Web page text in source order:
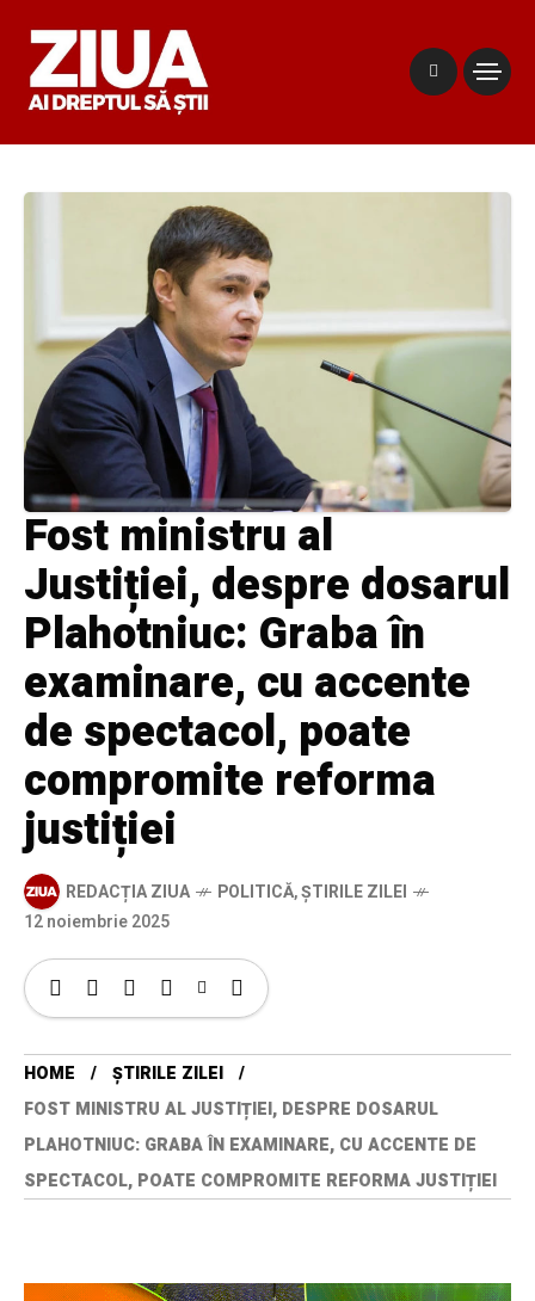
Fost ministru al
Justiției, despre dosarul
Plahotniuc: Graba în
examinare, cu accente
de spectacol, poate
compromite reforma
justiției
REDACȚIA ZIUA POLITICĂ,ȘTIRILE ZILEI
12 noiembrie 2025
HOME
ȘTIRILE ZILEI
FOST MINISTRU AL JUSTIȚIEI, DESPRE DOSARUL
PLAHOTNIUC: GRABA ÎN EXAMINARE, CU ACCENTE DE
SPECTACOL, POATE COMPROMITE REFORMA JUSTIȚIEI